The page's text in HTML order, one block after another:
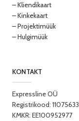
– Kliendikaart
– Kinkekaart
– Projektimüük
– Hulgimüük
KONTAKT
Expressline OÜ
Registrikood: 11075633
KMKR: EE100952977